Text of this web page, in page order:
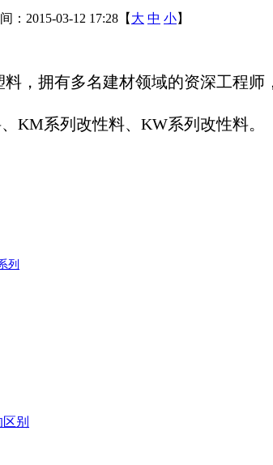
：2015-03-12 17:28【 大 中 小】
，拥有多名建材领域的资深工程
KM系列改性料、KW系列改性料。
列
别